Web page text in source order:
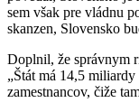
sem však pre vládnu
skanzen, Slovensko
Doplnil, že správnym
„Štát má 14,5
zamestnancov, čiže